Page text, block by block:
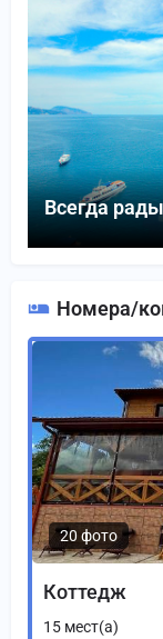
Всегда
Номера/
20 фото
Коттедж
15 мест(а)